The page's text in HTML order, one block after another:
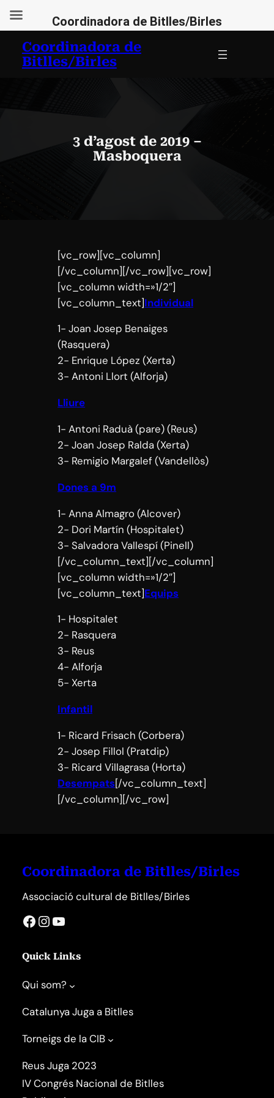
contingut
Coordinadora de
Bitlles/Birles
3 d’agost de 2019 –
Masboquera
[vc_row][vc_column]
[/vc_column][/vc_row][vc_row]
[vc_column width=»1/2″]
[vc_column_text]Individual
1- Joan Josep Benaiges
(Rasquera)
2- Enrique López (Xerta)
3- Antoni Llort (Alforja)
Lliure
1- Antoni Raduà (pare) (Reus)
2- Joan Josep Ralda (Xerta)
3- Remigio Margalef (Vandellòs)
Dones a 9m
1- Anna Almagro (Alcover)
2- Dori Martín (Hospitalet)
3- Salvadora Vallespí (Pinell)
[/vc_column_text][/vc_column]
[vc_column width=»1/2″]
[vc_column_text]Equips
1- Hospitalet
2- Rasquera
3- Reus
4- Alforja
5- Xerta
Infantil
1- Ricard Frisach (Corbera)
2- Josep Fillol (Pratdip)
3- Ricard Villagrasa (Horta)
Desempats[/vc_column_text]
[/vc_column][/vc_row]
Coordinadora de Bitlles/Birles
Associació cultural de Bitlles/Birles
Facebook InstagramYouTube
Quick Links
Qui som?
Catalunya Juga a Bitlles
Torneigs de la CIB
Reus Juga 2023
IV Congrés Nacional de Bitlles
Coordinadora de Bitlles/Birles